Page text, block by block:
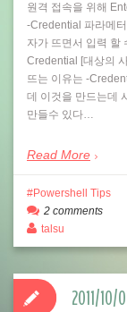
원격 접속을 위해
-Credential 파라메
자가 뜨면서 입력 할
Credential [대상의
뜨는 이유는 -
데 이것을 만드는데
만들수 있다…
Read More
Powershell Tips
2 comments
talsu
2011/10/